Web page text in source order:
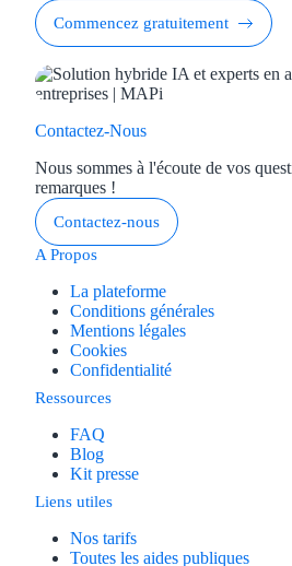
Commencez gratuitement
Contactez-Nous
Nous sommes à l'écoute de vos
remarques !
Contactez-nous
A Propos
La plateforme
Conditions générales
Mentions légales
Cookies
Confidentialité
Ressources
FAQ
Blog
Kit presse
Liens utiles
Nos tarifs
Toutes les aides publiques